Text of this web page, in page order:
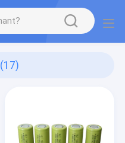
(17)